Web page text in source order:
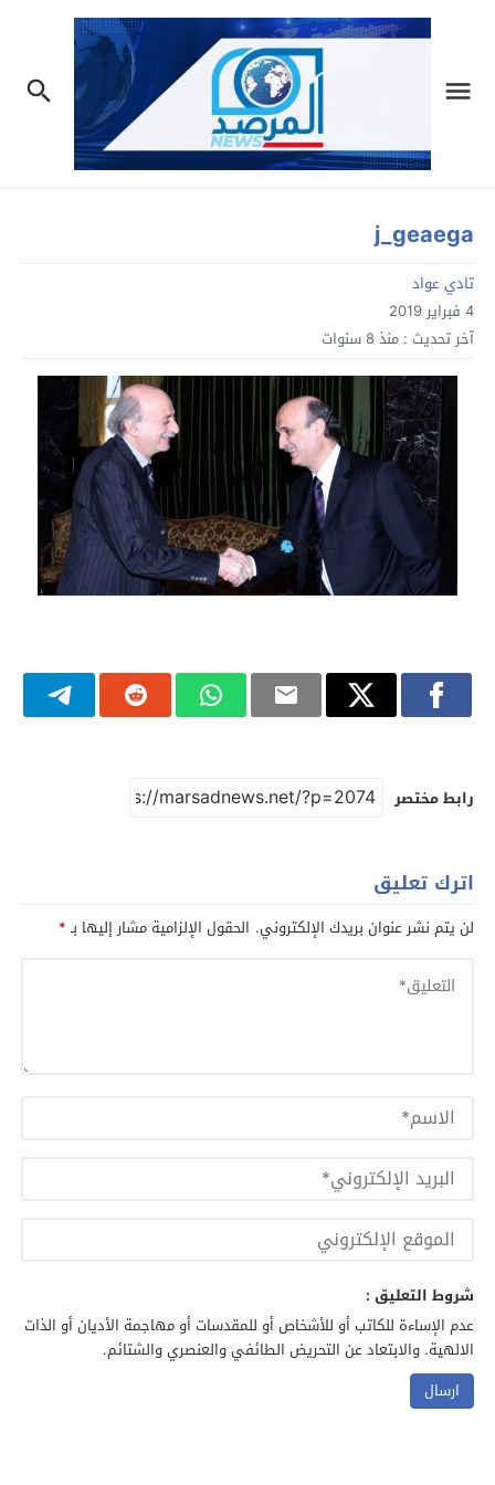
j_geaega
تادي عواد
4 فبراير 2019
آخر تحديث : منذ 8 سنوات
رابط مختصر
اترك تعليق
لن يتم نشر عنوان بريدك الإلكتروني. الحقول الإلزامية مشار إليها بـ*
شروط التعليق :
عدم الإساءة للكاتب أو للأشخاص أو للمقدسات أو مهاجمة الأديان أو الذات
الالهية. والابتعاد عن التحريض الطائفي والعنصري والشتائم.